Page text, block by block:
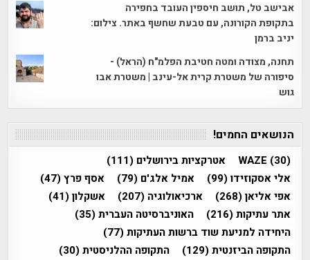
אבישב טל, תושב חיספין העובד בחפירה
בתקופת הקורונה, עם טבעת שחשף באתר. צילום:
יניב ברמן
תחנה, מצודה ומטה חטיבת הפלמ"ח (הראל) -
סיפורה של משטרת קרית אל-עינב | משטרת אבו
גוש
הנושאים החמים!
WAZE (30) אטרקציות בירושלים (111)
אלי אסקוזידו(99) אמיל אלג'ם (79) אסף פרץ(47)
אפי אליאן(268) ארכיאולוגיה (207) אשקלון(41)
אתר עתיקות(216) האוניברסיטה העברית(35)
היחידה למניעת שוד ברשות העתיקות(77)
התקופה הביזנטית(129) התקופה ההלניסטית(30)